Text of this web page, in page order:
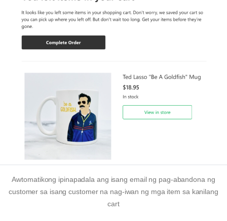
Awtomatikong ipinapadala ang isang email ng pag-abandona ng
customer sa isang customer na nag-iwan ng mga item sa kanilang
cart